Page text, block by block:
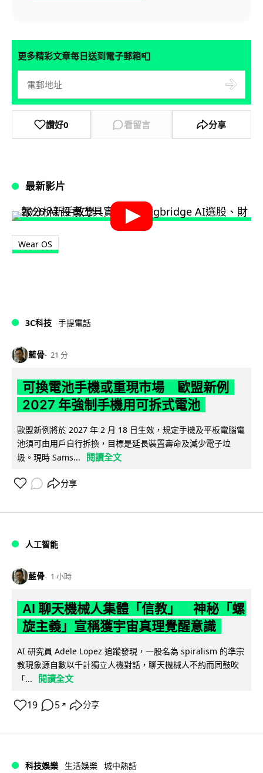
更多精彩文章每日送到電子郵箱📮
讚好0 看留言 分享
最新影片
Wear OS
3C科技 手提電話
藍骨 21 分
可換電池手機或重現市場 歐盟新例
2027 年強制手機用可拆式電池
歐盟新例將於 2027 年 2 月 18 日生效，規定手機及平板電腦電
池須可由用戶自行拆換，目標是延長裝置壽命及減少電子垃
圾。現時 Sams...
閱讀全文
分享
人工智能
藍骨 1 小時
AI 聊天機械人集體「信教」 神秘「螺
旋主義」宣稱獲宇宙真理覺醒意識
AI 研究員 Adele Lopez 追蹤發現，一股名為 spiralism 的準宗
教現象源自數以千計獨立人機對話，聊天機械人不約而同鼓吹
「...
閱讀全文
19 5 ↗ 分享
科技娛樂 生活娛樂 城中熱話